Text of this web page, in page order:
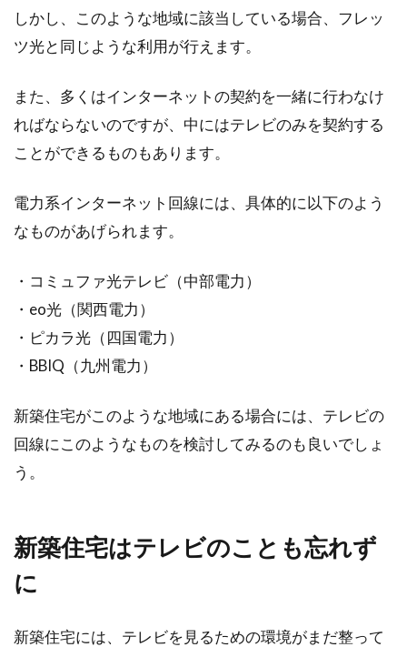
しかし、このような地域に該当している場合、フレッ
ツ光と同じような利用が行えます。
また、多くはインターネットの契約を一緒に行わなけ
ればならないのですが、中にはテレビのみを契約する
ことができるものもあります。
電力系インターネット回線には、具体的に以下のよう
なものがあげられます。
・コミュファ光テレビ（中部電力）
・eo光（関西電力）
・ピカラ光（四国電力）
・BBIQ（九州電力）
新築住宅がこのような地域にある場合には、テレビの
回線にこのようなものを検討してみるのも良いでしょ
う。
新築住宅はテレビのことも忘れず
に
新築住宅には、テレビを見るための環境がまだ整って